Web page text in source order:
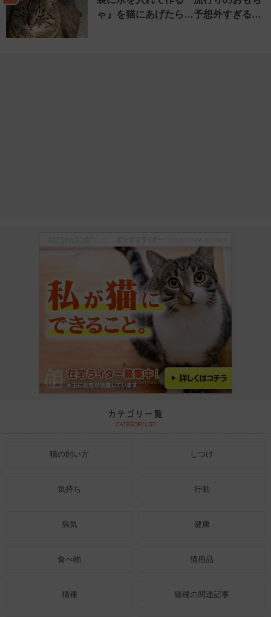
ゃ』を猫にあげたら…予想外すぎる…
猫の飼い方 しつけ
気持ち 行動
病気 健康
食べ物 猫用品
猫種 猫種の関連記事